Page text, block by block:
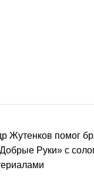
Жутенков помог
Руки» с